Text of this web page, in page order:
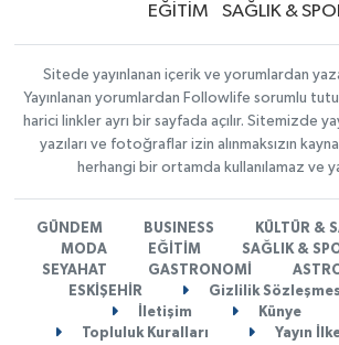
EĞİTİM
SAĞLIK &
Sitede yayınlanan içerik ve yorumlardan
Yayınlanan yorumlardan Followlife sorumlu
harici linkler ayrı bir sayfada açılır. Sitemizde
yazıları ve fotoğraflar izin alınmaksızın
herhangi bir ortamda kullanılamaz ve
GÜNDEM BUSINESS
KÜLTÜR &
MODA
EĞİTİM
SAĞLIK &
SEYAHAT
GASTRONOMİ
ESKİŞEHİR
Gizlilik
İletişim
Künye
Topluluk Kuralları
Yayın